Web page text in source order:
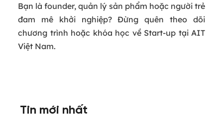
Bạn là founder, quản lý sản phẩm hoặc người trẻ
đam mê khởi nghiệp? Đừng quên theo dõi
chương trình hoặc khóa học về Start-up tại AIT
Việt Nam.
Tin mới nhất